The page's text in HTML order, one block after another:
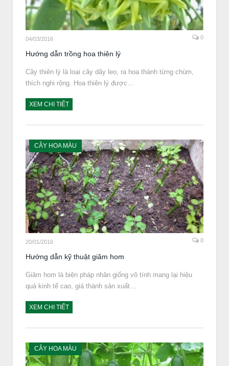
04/03/2016 0
Hướng dẫn trồng hoa thiên lý
Cây thiên lý là loại cây dây leo, ra hoa thành từng chùm,
thích nghi rộng. Hoa thiên lý được…
XEM CHI TIẾT
CÂY HOA MÀU
20/01/2016 0
Hướng dẫn kỹ thuật giâm hom
Giâm hom là biện pháp nhân giống vô tính mang lại hiệu
quả kinh tế cao, giá thành sản xuất…
XEM CHI TIẾT
CÂY HOA MÀU